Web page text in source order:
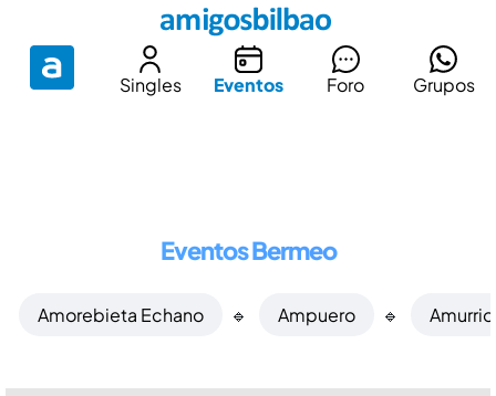
Singles Eventos Foro Grupos
Eventos Bermeo
Amorebieta Echano 🔹 Ampuero 🔹 Amurrio